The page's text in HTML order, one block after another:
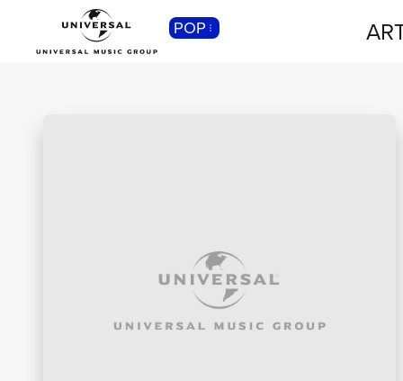
POP
CLASSICA